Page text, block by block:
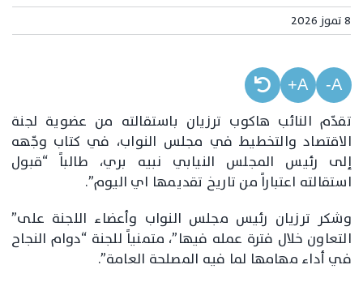
8 تموز 2026
A-
A+
تقدّم النائب هاكوب ترزيان باستقالته من عضوية لجنة
الاقتصاد والتخطيط في مجلس النواب، في كتاب وجّهه
إلى رئيس المجلس النيابي نبيه بري، طالباً “قبول
استقالته اعتباراً من تاريخ تقديمها اي اليوم”.
وشكر ترزيان رئيس مجلس النواب وأعضاء اللجنة على”
التعاون خلال فترة عمله فيها”، متمنياً للجنة “دوام النجاح
في أداء مهامها لما فيه المصلحة العامة”.